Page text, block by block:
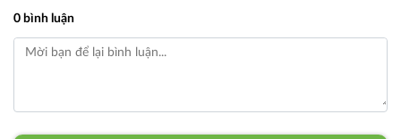
0 bình luận